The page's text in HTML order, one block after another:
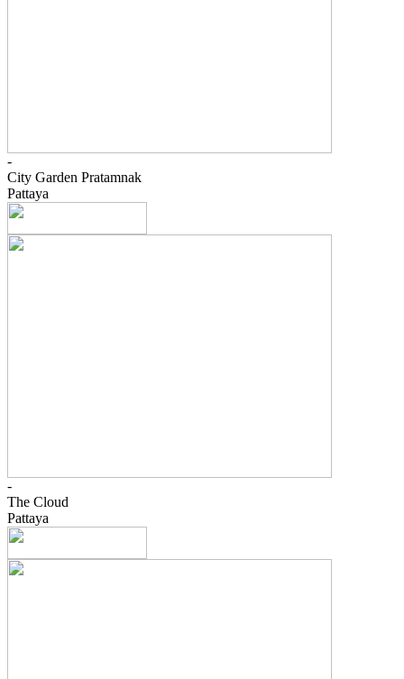
-
City Garden Pratamnak
Pattaya
-
The Cloud
Pattaya